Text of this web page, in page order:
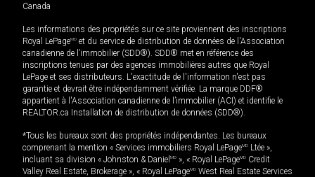
Canada
Les informations des propriétés sur ce site proviennent des inscriptions
Royal LePageMD et du service de distribution de données de l'Association
canadienne de l’immobilier (SDD®). SDD® met en référence des
inscriptions tenues par des agences immobilières autres que Royal
LePage et ses distributeurs. L'exactitude de l'information n'est pas
garantie et devrait être indépendamment vérifiée. La marque DDF®
appartient à l'Association canadienne de l’immobilier (ACI) et identifie le
REALTOR.ca Installation de distribution de données (SDD®).
*Tous les bureaux sont des propriétés indépendantes. Les bureaux
comprenant la mention « Services immobiliers Royal LePageMD Ltée »,
incluant sa division « Johnston & Daniel MD », « Royal LePageMD Credit
Valley Real Estate, Brokerage », « Royal LePageMD West Real Estate Services